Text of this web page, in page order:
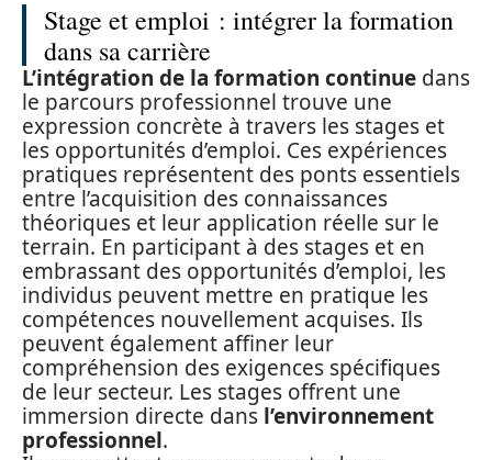
Stage et emploi : intégrer la formation
dans sa carrière
L’intégration de la formation continue dans
le parcours professionnel trouve une
expression concrète à travers les stages et
les opportunités d’emploi. Ces expériences
pratiques représentent des ponts essentiels
entre l’acquisition des connaissances
théoriques et leur application réelle sur le
terrain. En participant à des stages et en
embrassant des opportunités d’emploi, les
individus peuvent mettre en pratique les
compétences nouvellement acquises. Ils
peuvent également affiner leur
compréhension des exigences spécifiques
de leur secteur. Les stages offrent une
immersion directe dans l’environnement
professionnel.